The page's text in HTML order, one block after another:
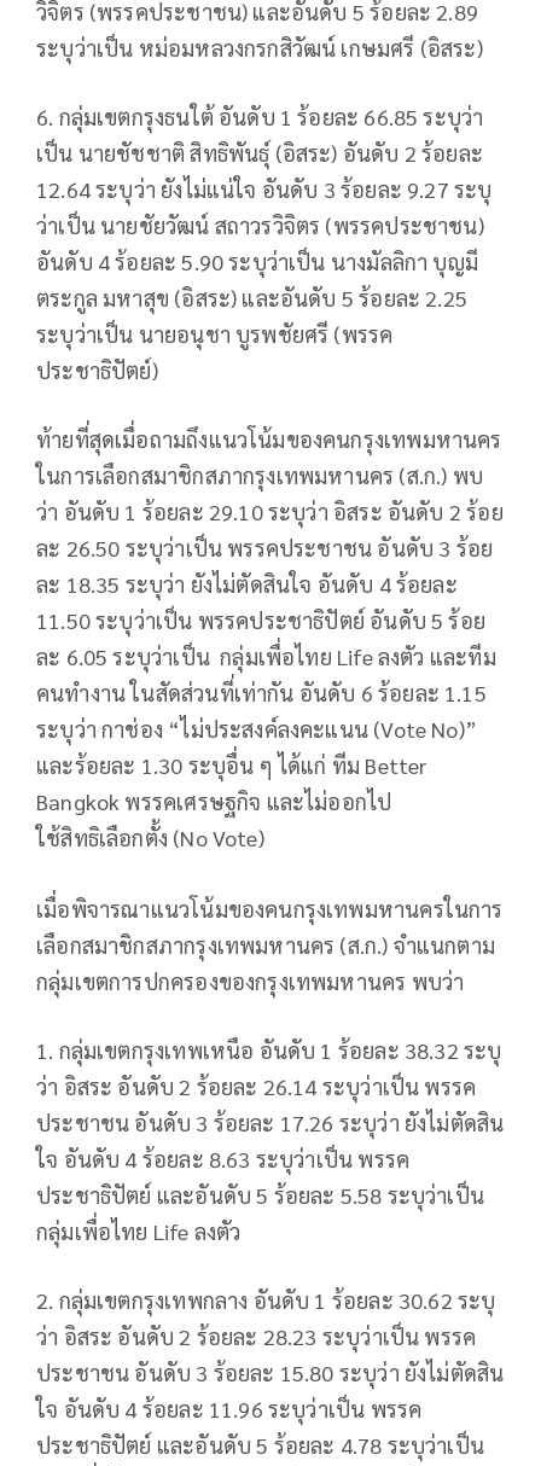
วิจิตร (พรรคประชาชน) และอันดับ 5 ร้อยละ 2.89
ระบุว่าเป็น หม่อมหลวงกรกสิวัฒน์ เกษมศรี (อิสระ)
6. กลุ่มเขตกรุงธนใต้ อันดับ 1 ร้อยละ 66.85 ระบุว่า
เป็น นายชัชชาติ สิทธิพันธุ์ (อิสระ) อันดับ 2 ร้อยละ
12.64 ระบุว่า ยังไม่แน่ใจ อันดับ 3 ร้อยละ 9.27 ระบุ
ว่าเป็น นายชัยวัฒน์ สถาวรวิจิตร (พรรคประชาชน)
อันดับ 4 ร้อยละ 5.90 ระบุว่าเป็น นางมัลลิกา บุญมี
ตระกูล มหาสุข (อิสระ) และอันดับ 5 ร้อยละ 2.25
ระบุว่าเป็น นายอนุชา บูรพชัยศรี (พรรค
ประชาธิปัตย์)
ท้ายที่สุดเมื่อถามถึงแนวโน้มของคนกรุงเทพมหานคร
ในการเลือกสมาชิกสภากรุงเทพมหานคร (ส.ก.) พบ
ว่า อันดับ 1 ร้อยละ 29.10 ระบุว่า อิสระ อันดับ 2 ร้อย
ละ 26.50 ระบุว่าเป็น พรรคประชาชน อันดับ 3 ร้อย
ละ 18.35 ระบุว่า ยังไม่ตัดสินใจ อันดับ 4 ร้อยละ
11.50 ระบุว่าเป็น พรรคประชาธิปัตย์ อันดับ 5 ร้อย
ละ 6.05 ระบุว่าเป็น กลุ่มเพื่อไทย Life ลงตัว และทีม
คนทำงาน ในสัดส่วนที่เท่ากัน อันดับ 6 ร้อยละ 1.15
ระบุว่า กาช่อง “ไม่ประสงค์ลงคะแนน (Vote No)”
และร้อยละ 1.30 ระบุอื่น ๆ ได้แก่ ทีม Better
Bangkok พรรคเศรษฐกิจ และไม่ออกไป
ใช้สิทธิเลือกตั้ง (No Vote)
เมื่อพิจารณาแนวโน้มของคนกรุงเทพมหานครในการ
เลือกสมาชิกสภากรุงเทพมหานคร (ส.ก.) จำแนกตาม
กลุ่มเขตการปกครองของกรุงเทพมหานคร พบว่า
1. กลุ่มเขตกรุงเทพเหนือ อันดับ 1 ร้อยละ 38.32 ระบุ
ว่า อิสระ อันดับ 2 ร้อยละ 26.14 ระบุว่าเป็น พรรค
ประชาชน อันดับ 3 ร้อยละ 17.26 ระบุว่า ยังไม่ตัดสิน
ใจ อันดับ 4 ร้อยละ 8.63 ระบุว่าเป็น พรรค
ประชาธิปัตย์ และอันดับ 5 ร้อยละ 5.58 ระบุว่าเป็น
กลุ่มเพื่อไทย Life ลงตัว
2. กลุ่มเขตกรุงเทพกลาง อันดับ 1 ร้อยละ 30.62 ระบุ
ว่า อิสระ อันดับ 2 ร้อยละ 28.23 ระบุว่าเป็น พรรค
ประชาชน อันดับ 3 ร้อยละ 15.80 ระบุว่า ยังไม่ตัดสิน
ใจ อันดับ 4 ร้อยละ 11.96 ระบุว่าเป็น พรรค
ประชาธิปัตย์ และอันดับ 5 ร้อยละ 4.78 ระบุว่าเป็น